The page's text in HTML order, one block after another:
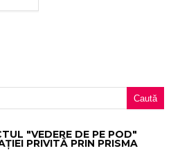
"VEDERE DE PE POD"
PRIVITĂ PRIN PRISMA